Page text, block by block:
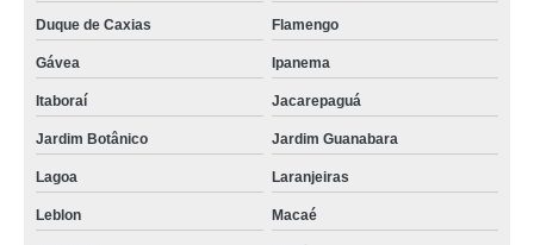
Duque de Caxias Flamengo
Gávea Ipanema
Itaboraí Jacarepaguá
Jardim Botânico Jardim Guanabara
Lagoa Laranjeiras
Leblon Macaé